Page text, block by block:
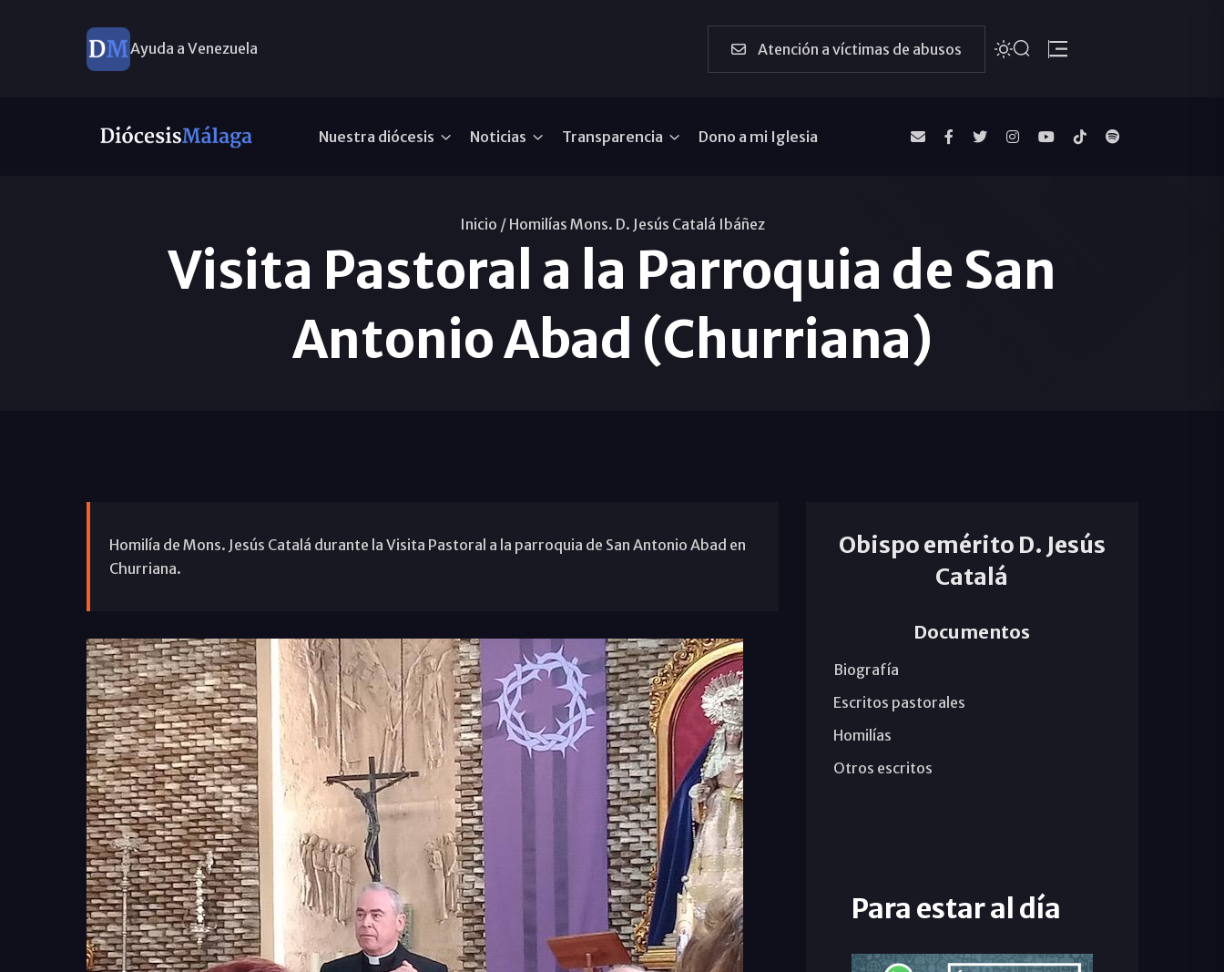
Ayuda a Venezuela Atención a víctimas de abusos
Nuestra diócesis Noticias Transparencia Dono a mi Iglesia
Inicio / Homilías Mons. D. Jesús Catalá Ibáñez
Visita Pastoral a la Parroquia de San
Antonio Abad (Churriana)
Homilía de Mons. Jesús Catalá durante la Visita Pastoral a la parroquia de San Antonio Abad en
Churriana.
Obispo emérito D. Jesús
Catalá
Documentos
Biografía
Escritos pastorales
Homilías
Otros escritos
Para estar al día